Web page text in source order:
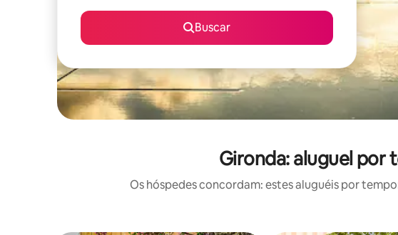
Buscar
Gironda: aluguel por
Os hóspedes concordam: estes aluguéis por